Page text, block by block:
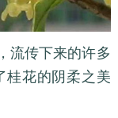
流传下来的许多
桂花的阴柔之美